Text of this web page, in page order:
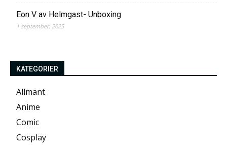
Eon V av Helmgast- Unboxing
1 september, 2025
KATEGORIER
Allmänt
Anime
Comic
Cosplay